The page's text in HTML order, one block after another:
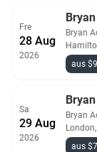
Fre
28 Aug
2026
Bryan
aus
Sa
29 Aug
2026
Bryan
aus